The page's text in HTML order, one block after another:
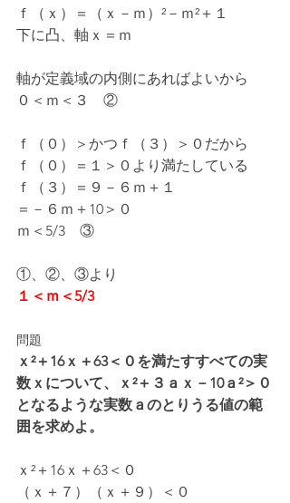
ｆ（ｘ）＝（ｘ－ｍ）²－ｍ²＋１
下に凸、軸ｘ＝ｍ
軸が定義域の内側にあればよいから
０＜ｍ＜３　②
ｆ（０）＞かつｆ（３）＞０だから
ｆ（０）＝１＞０より満たしている
ｆ（３）＝９－６ｍ＋１
＝－６ｍ＋10＞０
ｍ＜5/3　③
①、②、③より
１＜ｍ＜5/3
問題
ｘ²＋16ｘ＋63＜０を満たすすべての実
数ｘについて、ｘ²＋３ａｘ－10ａ²＞０
となるような実数ａのとりうる値の範
囲を求めよ。
ｘ²＋16ｘ＋63＜０
（ｘ＋７）（ｘ＋９）＜０